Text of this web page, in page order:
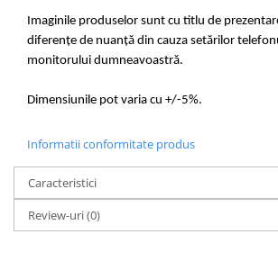
Imaginile produselor sunt cu titlu de
diferențe de nuanță din cauza setărilor
monitorului dumneavoastră.
Dimensiunile pot varia cu +/-5%.
Informatii conformitate produs
Caracteristici
Review-uri(0)